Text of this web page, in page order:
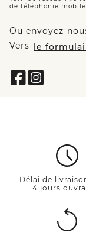
de téléphonie
Ou envoyez-
Vers le
Délai de
4 jours